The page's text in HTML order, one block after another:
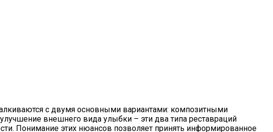
с двумя основными вариантами: композитными
внешнего вида улыбки – эти два типа реставраций
Понимание этих нюансов позволяет принять информированное